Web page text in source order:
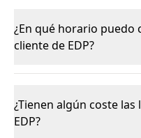
¿En qué horario puedo
cliente de EDP?
¿Tienen algún coste
EDP?